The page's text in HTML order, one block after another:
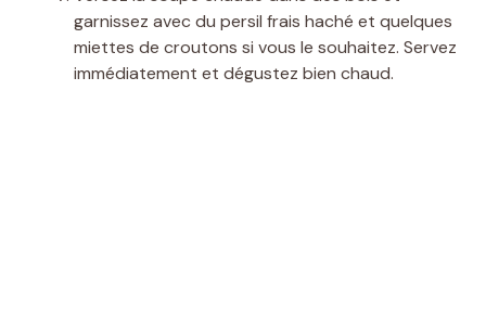
garnissez avec du persil frais haché et quelques
miettes de croutons si vous le souhaitez. Servez
immédiatement et dégustez bien chaud.